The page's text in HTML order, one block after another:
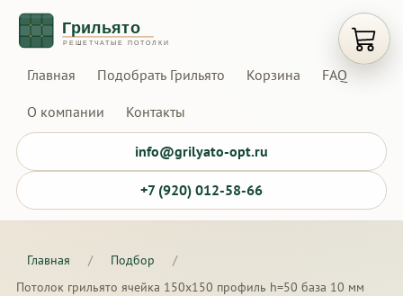
Главная Подобрать Грильято Корзина FAQ
О компании Контакты
info@grilyato-opt.ru
+7 (920) 012-58-66
Главная / Подбор
/
Потолок грильято ячейка 150х150 профиль h=50 база 10 мм